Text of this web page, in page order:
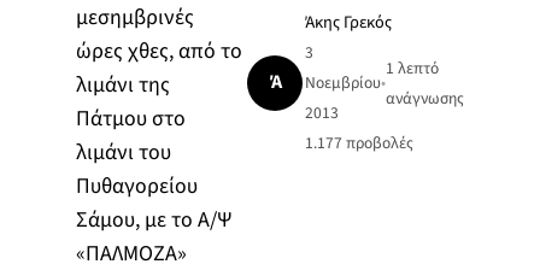
μεσημβρινές
ώρες χθες, από το
λιμάνι της
Πάτμου στο
λιμάνι του
Πυθαγορείου
Σάμου, με το Α/Ψ
«ΠΑΛΜΟΖΑ»
Ά
Άκης Γρεκός
3
Νοεμβρίου
2013
•
1 λεπτό
ανάγνωσης
1.177 προβολές